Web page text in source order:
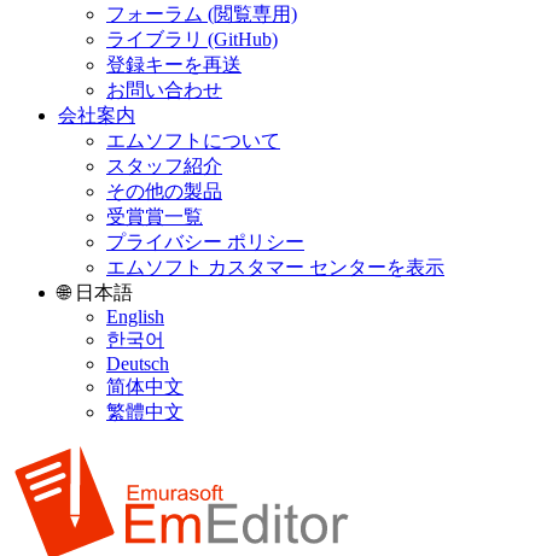
フォーラム (閲覧専用)
ライブラリ (GitHub)
登録キーを再送
お問い合わせ
会社案内
エムソフトについて
スタッフ紹介
その他の製品
受賞賞一覧
プライバシー ポリシー
エムソフト カスタマー センターを表示
🌐 日本語
English
한국어
Deutsch
简体中文
繁體中文